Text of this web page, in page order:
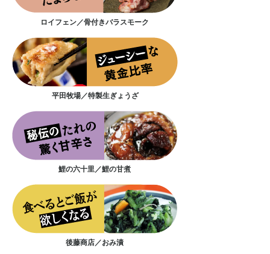
ロイフェン／骨付きバラスモーク
平田牧場／特製生ぎょうざ
鯉の六十里／鯉の甘煮
後藤商店／おみ漬